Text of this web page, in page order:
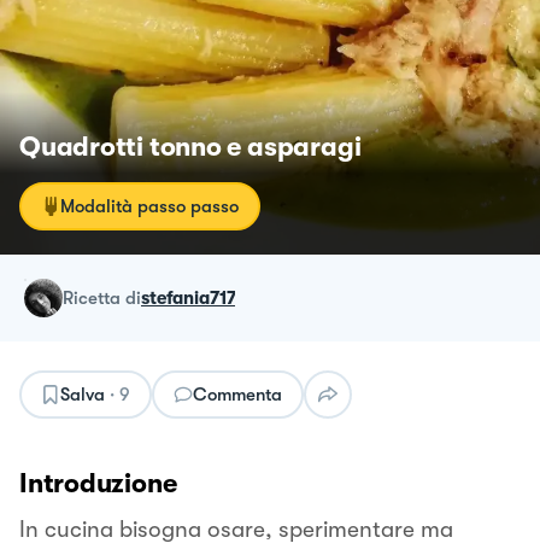
Quadrotti tonno e asparagi
Modalità passo passo
ricetta distefania717
Salva · 9 Commenta
Introduzione
In cucina bisogna osare, sperimentare ma